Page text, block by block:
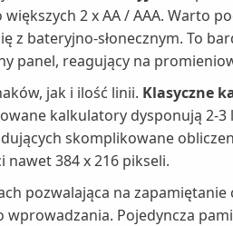
2 x AA / AAA. Warto
z bateryjno-słonecznym. To
panel, reagujący na
jak i ilość linii. Klasyczne
kalkulatory dysponują
skomplikowane
384 x 216 pikseli.
pozwalająca na
Pojedyncza